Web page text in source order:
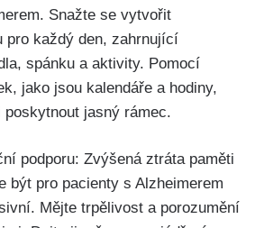
Snažte se vytvořit
pro každý den, zahrnující
spánku a aktivity. Pomocí
jako jsou kalendáře a hodiny,
poskytnout jasný rámec.
podporu: Zvýšená ztráta paměti
být pro pacienty s Alzheimerem
Mějte trpělivost a porozumění